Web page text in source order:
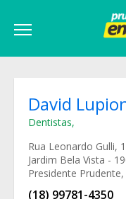
David
Dentistas,
Rua Leonardo Gulli,
Jardim Bela Vista -
Presidente Prudente,
(18) 99781-4350